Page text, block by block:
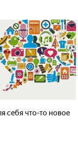
себя что-то новое